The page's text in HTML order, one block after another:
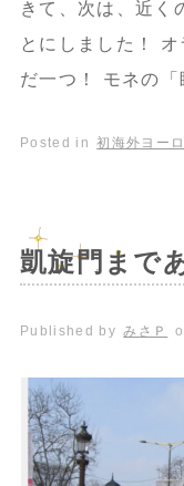
きて、次は、近く
とにしました！
だ一つ！ モネの
Posted in 初海外ヨー
凱旋門まで
Published by みさＰ